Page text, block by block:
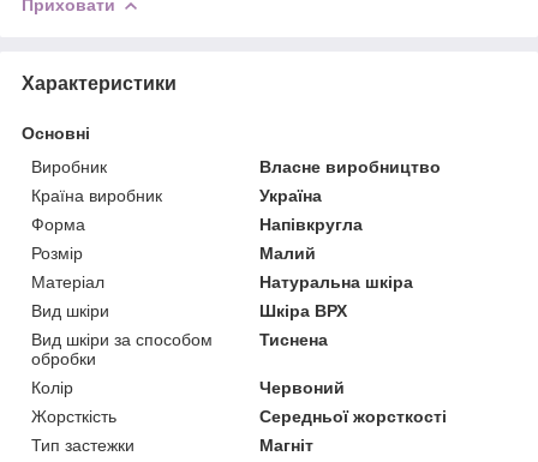
Приховати
Характеристики
Основні
Виробник
Власне виробництво
Країна виробник
Україна
Форма
Напівкругла
Розмір
Малий
Матеріал
Натуральна шкіра
Вид шкіри
Шкіра ВРХ
Вид шкіри за способом
обробки
Тиснена
Колір
Червоний
Жорсткість
Середньої жорсткості
Тип застежки
Магніт